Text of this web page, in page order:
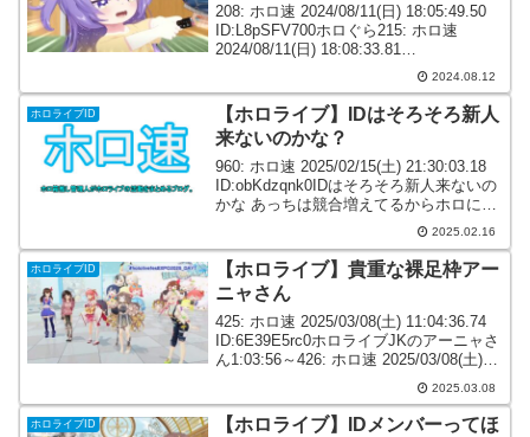
208: ホロ速 2024/08/11(日) 18:05:49.50
ID:L8pSFV700ホロぐら215: ホロ速
2024/08/11(日) 18:08:33.81
ID:CqbKY2Iq0>>208ゼタかわ216: ホロ速
2024.08.12
ホロライブID
【ホロライブ】IDはそろそろ新人
来ないのかな？
960: ホロ速 2025/02/15(土) 21:30:03.18
ID:obKdzqnk0IDはそろそろ新人来ないの
かな あっちは競合増えてるからホロに向
いた人材が集まらないのかね970: ホロ速
2025.02.16
ホロライブID
【ホロライブ】貴重な裸足枠アー
ニャさん
425: ホロ速 2025/03/08(土) 11:04:36.74
ID:6E39E5rc0ホロライブJKのアーニャさ
ん1:03:56～426: ホロ速 2025/03/08(土)
11:04:37.41 ID:7tAVBIJy0っぱアー...2025.03.08
ホロライブID
【ホロライブ】IDメンバーってほ